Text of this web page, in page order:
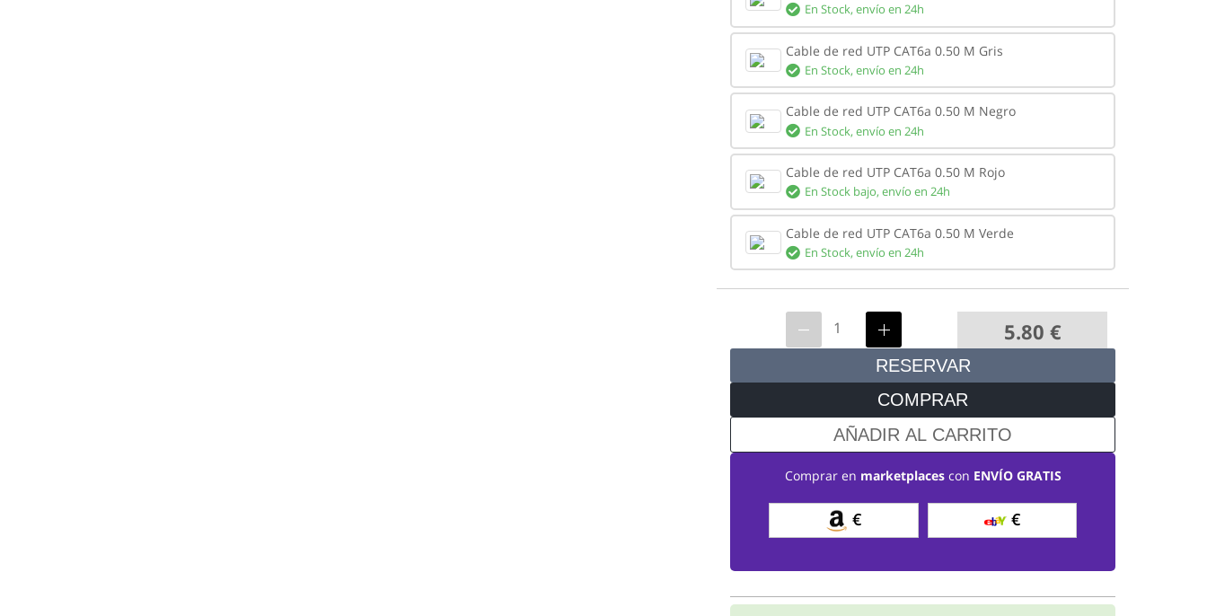
En Stock, envío en 24h
Cable de red UTP CAT6a 0.50 M Gris
En Stock, envío en 24h
Cable de red UTP CAT6a 0.50 M Negro
En Stock, envío en 24h
Cable de red UTP CAT6a 0.50 M Rojo
En Stock bajo, envío en 24h
Cable de red UTP CAT6a 0.50 M Verde
En Stock, envío en 24h
5.80 €
RESERVAR
COMPRAR
AÑADIR AL CARRITO
Comprar en marketplacescon ENVÍO GRATIS
€ €